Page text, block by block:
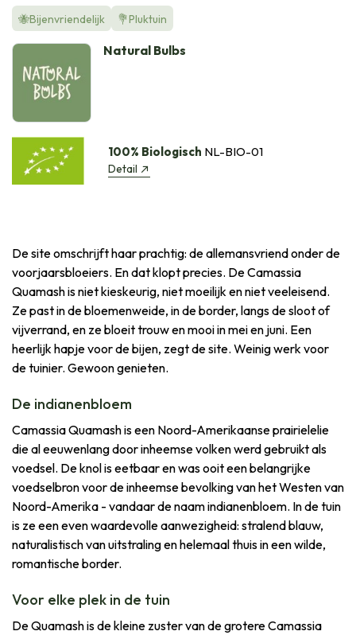
🐝Bijenvriendelijk 💐Pluktuin
Natural Bulbs
100% Biologisch NL-BIO-01
Detail
De site omschrijft haar prachtig: de allemansvriend onder de
voorjaarsbloeiers. En dat klopt precies. De Camassia
Quamash is niet kieskeurig, niet moeilijk en niet veeleisend.
Ze past in de bloemenweide, in de border, langs de sloot of
vijverrand, en ze bloeit trouw en mooi in mei en juni. Een
heerlijk hapje voor de bijen, zegt de site. Weinig werk voor
de tuinier. Gewoon genieten.
De indianenbloem
Camassia Quamash is een Noord-Amerikaanse prairielelie
die al eeuwenlang door inheemse volken werd gebruikt als
voedsel. De knol is eetbaar en was ooit een belangrijke
voedselbron voor de inheemse bevolking van het Westen van
Noord-Amerika - vandaar de naam indianenbloem. In de tuin
is ze een even waardevolle aanwezigheid: stralend blauw,
naturalistisch van uitstraling en helemaal thuis in een wilde,
romantische border.
Voor elke plek in de tuin
De Quamash is de kleine zuster van de grotere Camassia